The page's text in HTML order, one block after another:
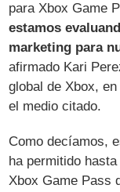
para Xbox Game
estamos
marketing para
afirmado Kari
global de Xbox,
el medio citado.
Como decíamos,
ha permitido
Xbox Game Pass